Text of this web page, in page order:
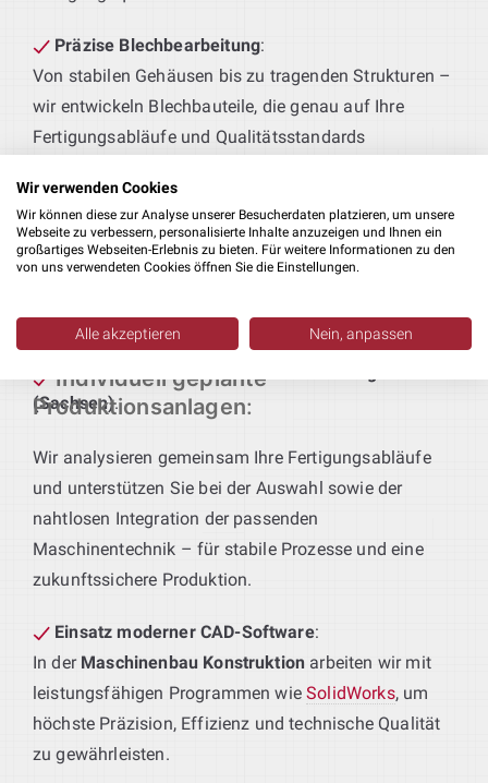
Präzise Blechbearbeitung:
Von stabilen Gehäusen bis zu tragenden Strukturen –
wir entwickeln Blechbauteile, die genau auf Ihre
Fertigungsabläufe und Qualitätsstandards
Technik für maßgeschneiderte Produktionslinien:
Sie definieren das Produkt – wir liefern die passende
Anlagentechnik. Von der Vorfertigung bis zur
funktionale Lösungen – ein integraler Bestandteil
(Sachsen).
Individuell geplante
Produktionsanlagen:
Wir analysieren gemeinsam Ihre Fertigungsabläufe
und unterstützen Sie bei der Auswahl sowie der
nahtlosen Integration der passenden
Maschinentechnik – für stabile Prozesse und eine
zukunftssichere Produktion.
Einsatz moderner CAD-Software:
In der Maschinenbau Konstruktion arbeiten wir mit
leistungsfähigen Programmen wieSolidWorks, um
höchste Präzision, Effizienz und technische Qualität
zu gewährleisten.
Wir verwenden Cookies
Wir können diese zur Analyse unserer Besucherdaten platzieren, um unsere
Webseite zu verbessern, personalisierte Inhalte anzuzeigen und Ihnen ein
großartiges Webseiten-Erlebnis zu bieten. Für weitere Informationen zu den
von uns verwendeten Cookies öffnen Sie die Einstellungen.
Alle akzeptieren Nein, anpassen